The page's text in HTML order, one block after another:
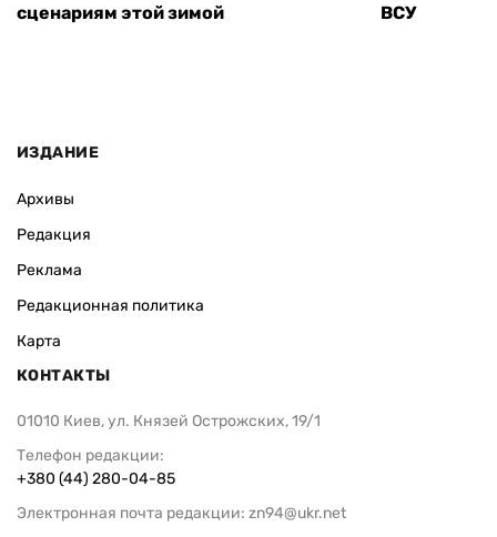
сценариям этой зимой
ВСУ
ИЗДАНИЕ
Архивы
Редакция
Реклама
Редакционная политика
Карта
КОНТАКТЫ
01010 Киев, ул. Князей Острожских, 19/1
Телефон редакции:
+380 (44) 280-04-85
Электронная почта редакции: zn94@ukr.net